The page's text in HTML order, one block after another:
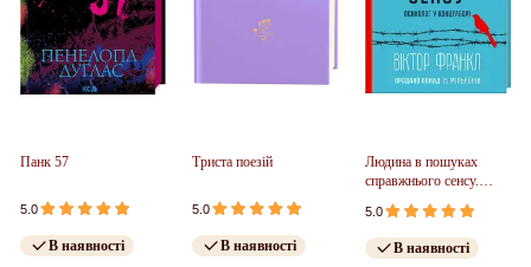
Панк 57
5.0
В наявності
Триста поезій
5.0
В наявності
Людина в пошуках
справжнього сенсу.
Психолог у концтаборі
5.0
В наявності